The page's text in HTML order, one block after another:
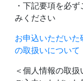
・下記要項を必
みください
お申込いただい
の取扱いについて
＜個人情報の取扱